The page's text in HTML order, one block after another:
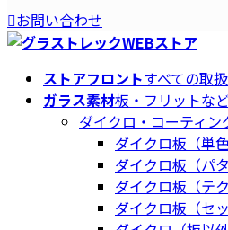
ス
キ
ン
に
お問い合わせ
ストアフロントすべての取
ガラス素材板・フリットな
ダイクロ・コーティン
ダイクロ板（単色
ダイクロ板（パタ
ダイクロ板（テ
ダイクロ板（セ